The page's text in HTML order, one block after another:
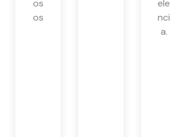
os
os
ele
nci
a.